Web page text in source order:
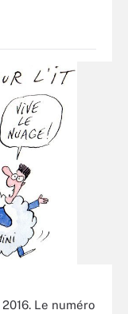
Le numéro